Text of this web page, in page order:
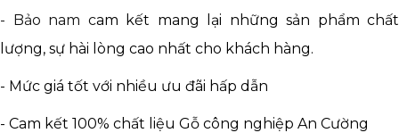
- Bảo nam cam kết mang lại những sản phẩm chất
lượng, sự hài lòng cao nhất cho khách hàng.
- Mức giá tốt với nhiều ưu đãi hấp dẫn
- Cam kết 100% chất liệu Gỗ công nghiệp An Cường